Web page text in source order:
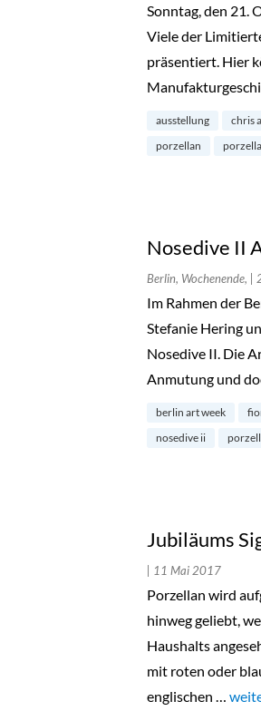
Sonntag, den 21.
Viele der
präsentiert. Hier
ausstellung chris
porzellan
Nosedive II
Berlin, Wochenende,
Im Rahmen der
Stefanie Hering
Nosedive II. Die
Anmutung und
berlin art week
nosedive ii
Jubiläums
| 11 Mai 2017
Porzellan wird
hinweg geliebt,
Haushalts
mit roten oder
englischen …